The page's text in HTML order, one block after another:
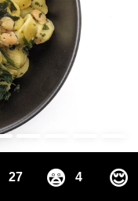
27 😨 4 😌